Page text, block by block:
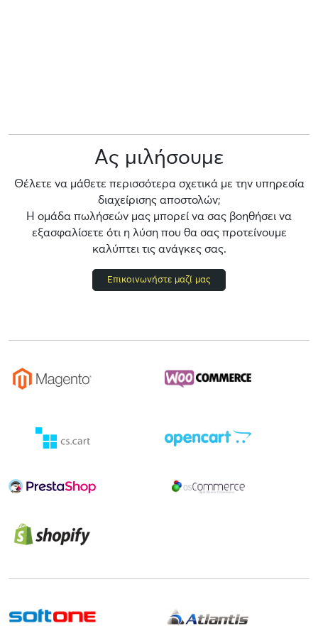
Ας μιλήσουμε
Θέλετε να μάθετε περισσότερα σχετικά με την υπηρεσία
διαχείρισης αποστολών;
Η ομάδα πωλήσεών μας μπορεί να σας βοηθήσει να
εξασφαλίσετε ότι η λύση που θα σας προτείνουμε
καλύπτει τις ανάγκες σας.
Επικοινωνήστε μαζί μας